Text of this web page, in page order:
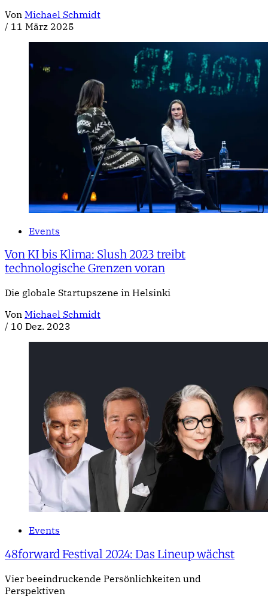
Von Michael Schmidt
/ 11 März 2025
Events
Von KI bis Klima: Slush 2023 treibt
technologische Grenzen voran
Die globale Startupszene in Helsinki
Von Michael Schmidt
/ 10 Dez. 2023
Events
48forward Festival 2024: Das Lineup wächst
Vier beeindruckende Persönlichkeiten und
Perspektiven